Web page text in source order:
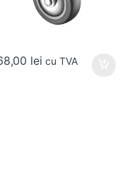
lei cu TVA